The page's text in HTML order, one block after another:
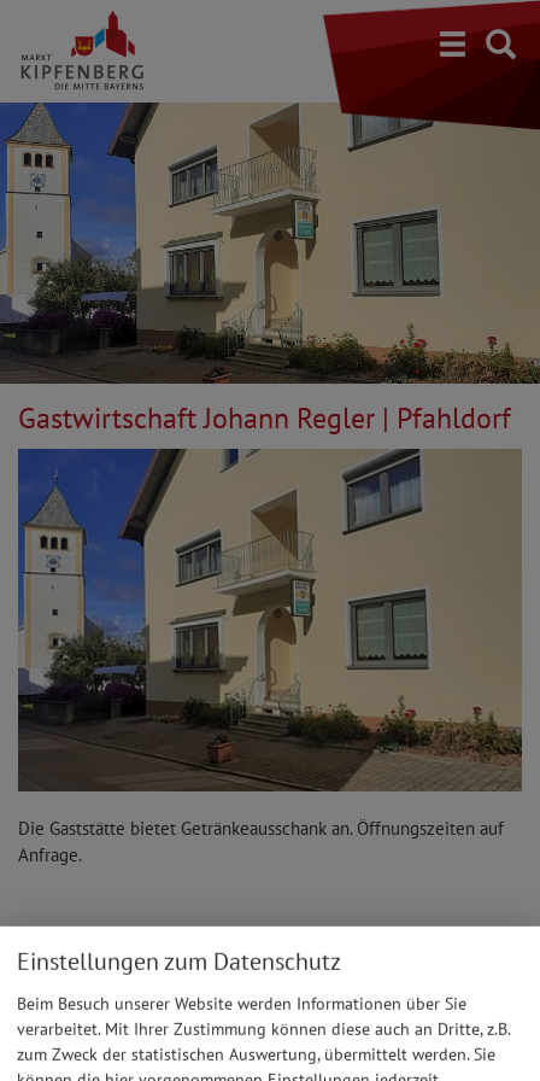
Gastwirtschaft Johann Regler | Pfahldorf
Die Gaststätte bietet Getränkeausschank an. Öffnungszeiten auf
Anfrage.
Möchten Sie von Google Maps bereitgestellte externe
Einstellungen zum Datenschutz
Beim Besuch unserer Website werden Informationen über Sie
verarbeitet. Mit Ihrer Zustimmung können diese auch an Dritte, z.B.
zum Zweck der statistischen Auswertung, übermittelt werden. Sie